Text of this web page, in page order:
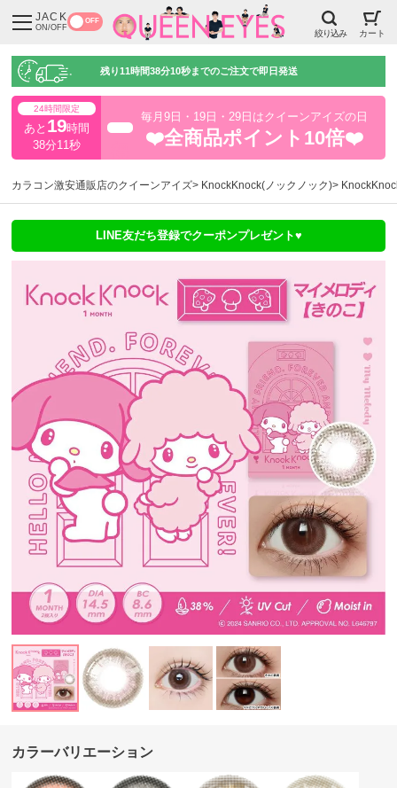
JACK
ON/OFF
OFF
絞り込み カート
残り11時間38分10秒までのご注文で即日発送
24時間限定
あと 19時間
38分9秒
毎月9日・19日・29日はクイーンアイズの日
❤️全商品ポイント10倍❤️
カラコン激安通販店のクイーンアイズ KnockKnock(ノックノック)
LINE友だち登録でクーポンプレゼント♥
カラーバリエーション